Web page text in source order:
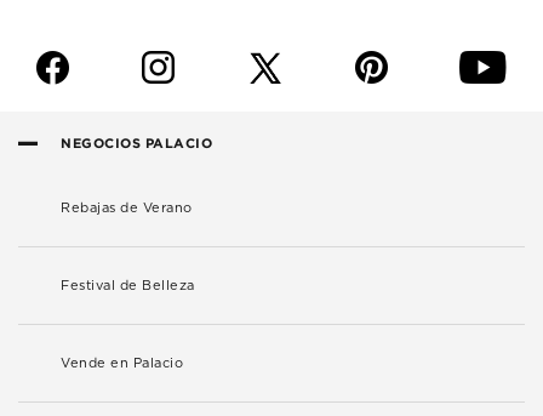
f i p y
NEGOCIOS PALACIO
Rebajas de Verano
Festival de Belleza
Vende en Palacio